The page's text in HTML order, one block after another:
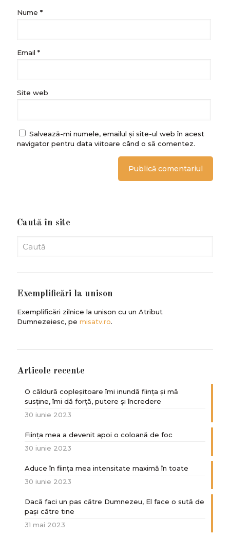
Nume *
Email *
Site web
Salvează-mi numele, emailul și site-ul web în acest
navigator pentru data viitoare când o să comentez.
Caută în site
Exemplificări la unison
Exemplificări zilnice la unison cu un Atribut
Dumnezeiesc, pe misatv.ro.
Articole recente
O căldură copleșitoare îmi inundă ființa și mă
susține, îmi dă forță, putere și încredere
30 iunie 2023
Ființa mea a devenit apoi o coloană de foc
30 iunie 2023
Aduce în ființa mea intensitate maximă în toate
30 iunie 2023
Dacă faci un pas către Dumnezeu, El face o sută de
paşi către tine
31 mai 2023